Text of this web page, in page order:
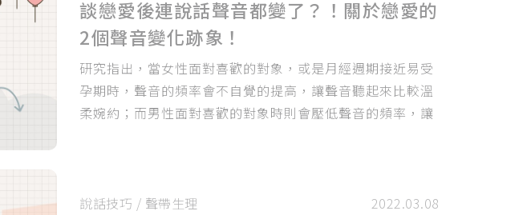
談戀愛後連說話聲音都變了？！關於戀愛的
2個聲音變化跡象！
研究指出，當女性面對喜歡的對象，或是月經週期接近易受
孕期時，聲音的頻率會不自覺的提高，讓聲音聽起來比較溫
柔婉約；而男性面對喜歡的對象時則會壓低聲音的頻率，讓
說話技巧 / 聲帶生理 2022.03.08